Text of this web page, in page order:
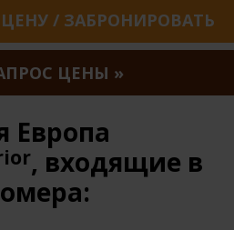
/ ЗАБРОНИРОВАТЬ
ЦЕНЫ
Европа
, входящие в